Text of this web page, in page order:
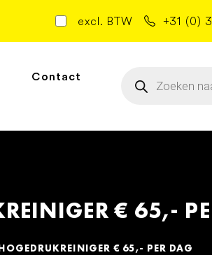
excl. BTW +31 (0)
Contact
zoeken
€ 65,-
€ 65,- PER DAG